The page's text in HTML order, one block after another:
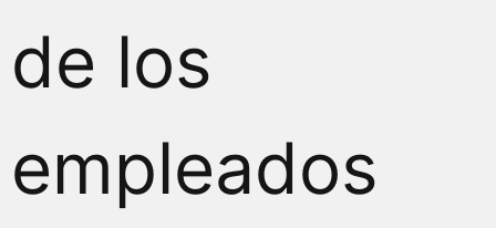
de los
empleados